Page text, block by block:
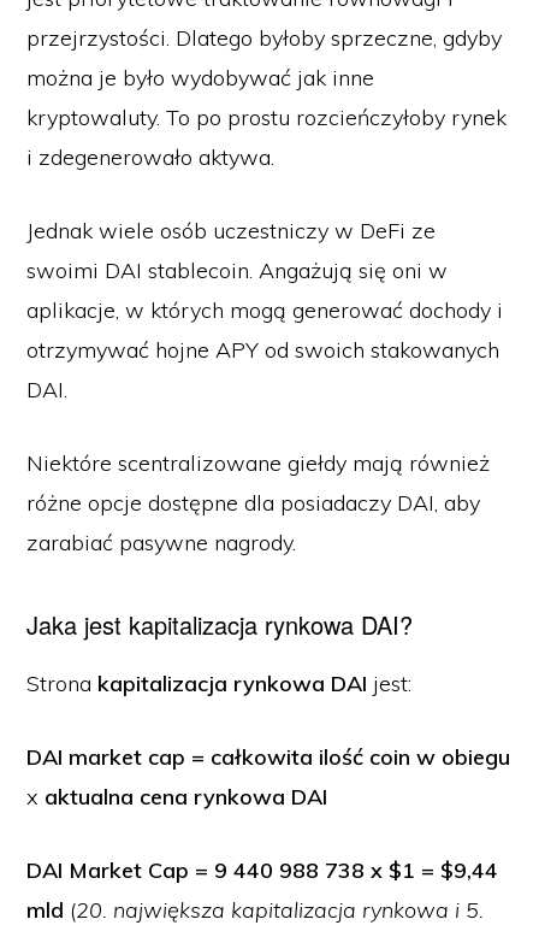
przejrzystości. Dlatego byłoby sprzeczne, gdyby
można je było wydobywać jak inne
kryptowaluty. To po prostu rozcieńczyłoby rynek
i zdegenerowało aktywa.
Jednak wiele osób uczestniczy w DeFi ze
swoimi DAI stablecoin. Angażują się oni w
aplikacje, w których mogą generować dochody i
otrzymywać hojne APY od swoich stakowanych
DAI.
Niektóre scentralizowane giełdy mają również
różne opcje dostępne dla posiadaczy DAI, aby
zarabiać pasywne nagrody.
Jaka jest kapitalizacja rynkowa DAI?
Strona kapitalizacja rynkowa DAI jest:
DAI market cap = całkowita ilość coin w obiegu
x aktualna cena rynkowa DAI
DAI Market Cap = 9 440 988 738 x $1 = $9,44
mld (20. największa kapitalizacja rynkowa i 5.